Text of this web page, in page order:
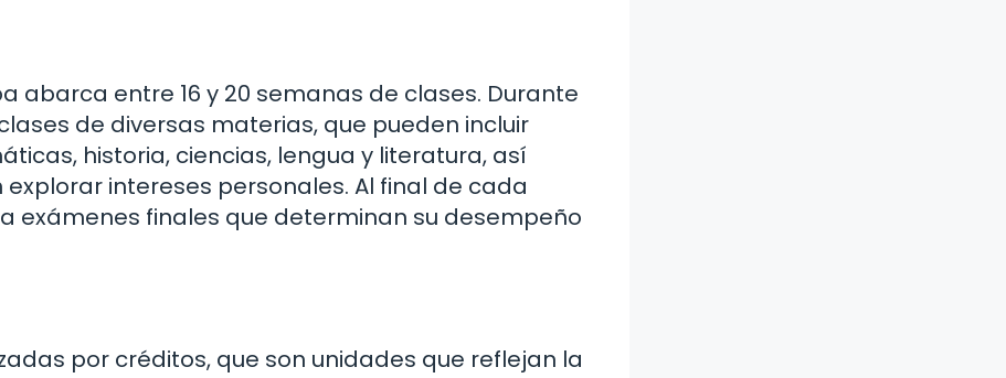
abarca entre 16 y 20 semanas de clases. Durante
de diversas materias, que pueden incluir
historia, ciencias, lengua y literatura, así
intereses personales. Al final de cada
exámenes finales que determinan su desempeño
por créditos, que son unidades que reflejan la